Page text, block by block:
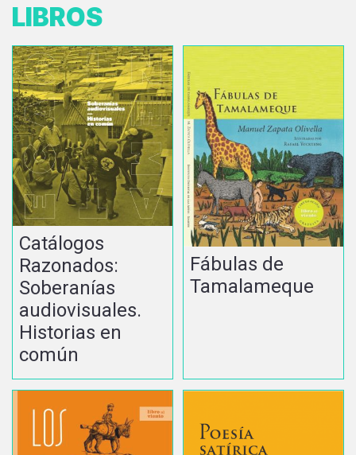
LIBROS
Catálogos
Razonados:
Soberanías
audiovisuales.
Historias en
común
Fábulas de
Tamalameque